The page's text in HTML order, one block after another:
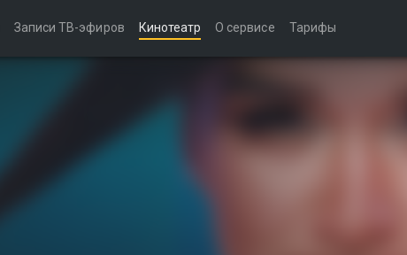
Записи ТВ-эфиров Кинотеатр О сервисе Тарифы